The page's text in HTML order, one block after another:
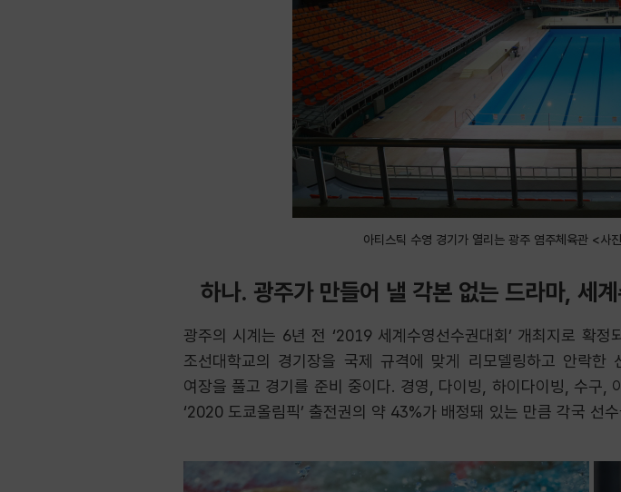
아티스틱 수영 경기가 열리는 광주 염주체육관 <사
하나. 광주가 만들어 낼 각본 없는 드라마, 세계
광주의 시계는 6년 전 ‘2019 세계수영선수권대회’ 개최지로 확
조선대학교의 경기장을 국제 규격에 맞게 리모델링하고 안락
여장을 풀고 경기를 준비 중이다. 경영, 다이빙, 하이다이빙, 수구,
‘2020 도쿄올림픽’ 출전권의 약 43%가 배정돼 있는 만큼 각국 선